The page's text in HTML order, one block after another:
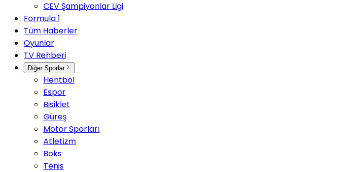
CEV Şampiyonlar Ligi
Formula 1
Tüm Haberler
Oyunlar
TV Rehberi
Diğer Sporlar
Hentbol
Espor
Bisiklet
Güreş
Motor Sporları
Atletizm
Boks
Tenis